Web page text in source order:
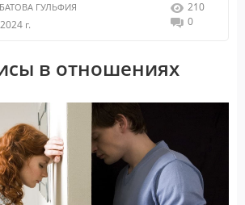
ГУЛЬФИЯ
г.
210
0
в отношениях